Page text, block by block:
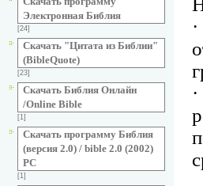
Электронная Библия
[24]
Скачать "Цитата из Библии"
(BibleQuote)
[23]
Скачать Библия Онлайн
/Online Bible
[1]
Скачать программу Библия
(версия 2.0) / bible 2.0 (2002)
РС
[1]